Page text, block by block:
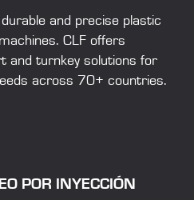
and precise plastic
. CLF offers
and turnkey solutions for
across 70+ countries.
POR INYECCIÓN